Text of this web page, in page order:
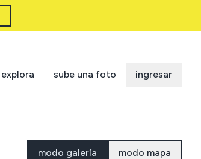
explora sube una foto ingresar
modo galería modo mapa